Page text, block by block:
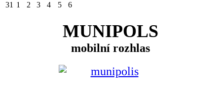
31 1 2 3 4 5 6
MUNIPOLS
mobilní rozhlas